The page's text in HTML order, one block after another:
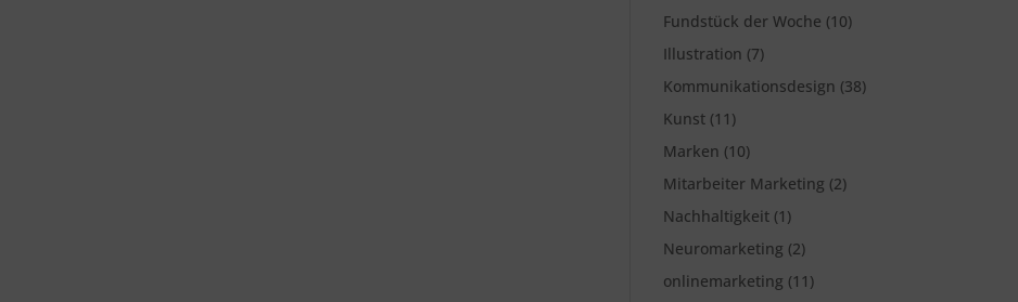
Fundstück der Woche (10)
Illustration (7)
Kommunikationsdesign (38)
Kunst(11)
Marken (10)
Mitarbeiter Marketing (2)
Nachhaltigkeit(1)
Neuromarketing (2)
onlinemarketing (11)